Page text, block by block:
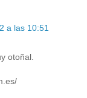
a las 10:51
otoñal.